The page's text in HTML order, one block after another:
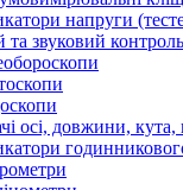
напруги
звуковий контроль
осі, довжини, кута,